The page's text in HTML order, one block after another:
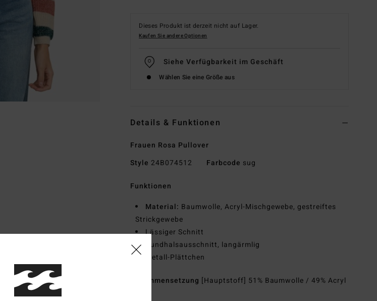
Dieses Produkt ist derzeit nicht auf Lager.
Kaufen Sie andere Optionen
Siehe Verfügbarkeit im Geschäft
Wählen Sie eine Größe aus
Details & Funktionen
Frauen Rosa Pullover
Style 24B074512 Farbcode sug
Funktionen
Material: Baumwolle, Acryl-Mischgewebe, gestreiftes
Strickgewebe
Lässiger Schnitt
Rundhalsausschnitt, langärmlig
Metall-Plättchen
Zusammensetzung [Hauptstoff] 51% Baumwolle / 49% Acryl